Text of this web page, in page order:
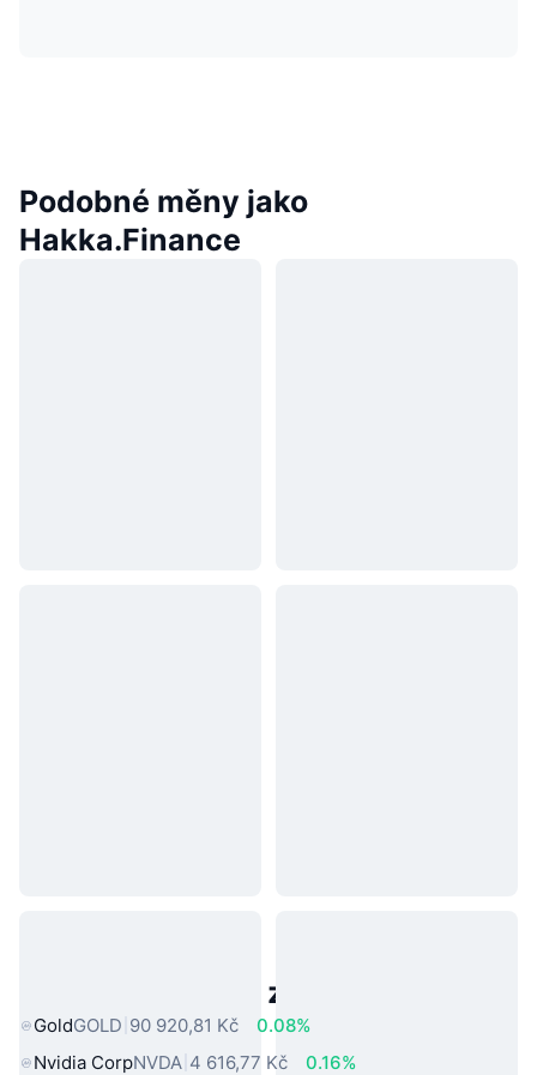
Podobné měny jako
Hakka.Finance
Populární aktiva z reálného světa
GoldGOLD 90 920,81 Kč
0.08%
Nvidia CorpNVDA 4 616,77 Kč 0.16%